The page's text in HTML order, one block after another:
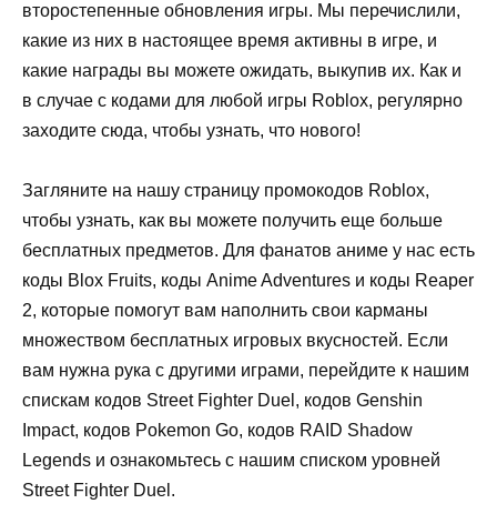
второстепенные обновления игры. Мы перечислили,
какие из них в настоящее время активны в игре, и
какие награды вы можете ожидать, выкупив их. Как и
в случае с кодами для любой игры Roblox, регулярно
заходите сюда, чтобы узнать, что нового!
Загляните на нашу страницу промокодов Roblox,
чтобы узнать, как вы можете получить еще больше
бесплатных предметов. Для фанатов аниме у нас есть
коды Blox Fruits, коды Anime Adventures и коды Reaper
2, которые помогут вам наполнить свои карманы
множеством бесплатных игровых вкусностей. Если
вам нужна рука с другими играми, перейдите к нашим
спискам кодов Street Fighter Duel, кодов Genshin
Impact, кодов Pokemon Go, кодов RAID Shadow
Legends и ознакомьтесь с нашим списком уровней
Street Fighter Duel.